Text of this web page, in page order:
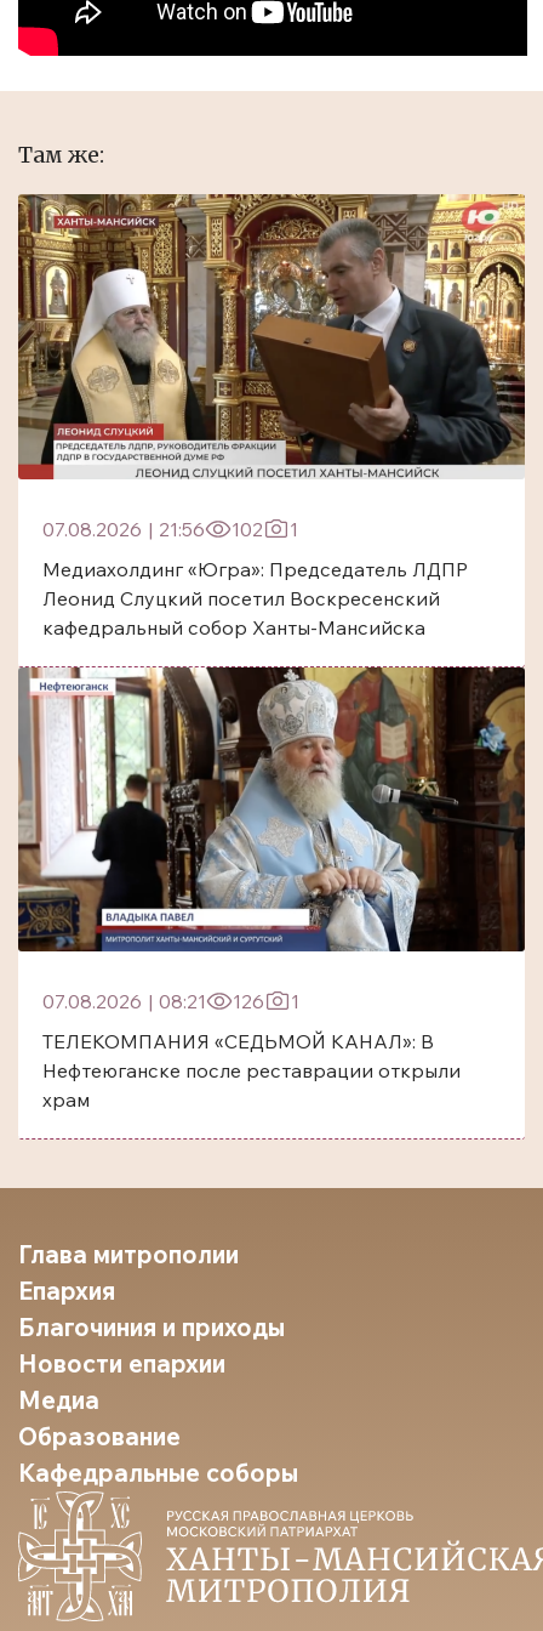
Там же:
07.08.2026 | 21:56 102
1
Медиахолдинг «Югра»: Председатель ЛДПР
Леонид Слуцкий посетил Воскресенский
кафедральный собор Ханты-Мансийска
07.08.2026 | 08:21 126
1
ТЕЛЕКОМПАНИЯ «СЕДЬМОЙ КАНАЛ»: В
Нефтеюганске после реставрации открыли
храм
Глава митрополии
Епархия
Благочиния и приходы
Новости епархии
Медиа
Образование
Кафедральные соборы